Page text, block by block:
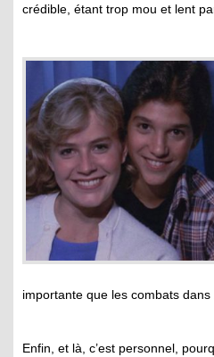
crédible, étant trop mou et lent
importante que les combats dans
Enfin, et là, c’est personnel,